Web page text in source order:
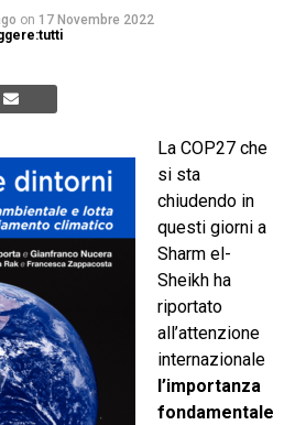
on 17 Novembre 2022
La COP27 che
si sta
chiudendo in
questi giorni a
Sharm el-
Sheikh ha
riportato
all’attenzione
internazionale
l’importanza
fondamentale